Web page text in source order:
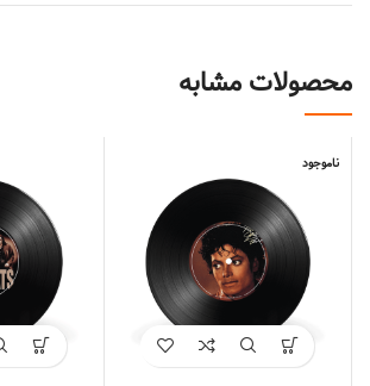
محصولات مشابه
ناموجود